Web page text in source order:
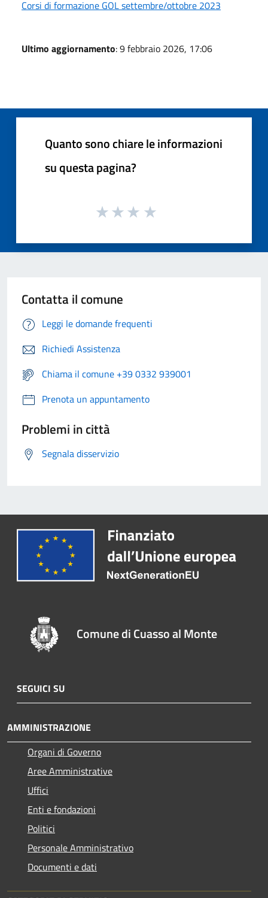
Corsi di formazione GOL settembre/ottobre 2023
Ultimo aggiornamento: 9 febbraio 2026, 17:06
Quanto sono chiare le informazioni
su questa pagina?
Contatta il comune
Leggi le domande frequenti
Richiedi Assistenza
Chiama il comune +39 0332 939001
Prenota un appuntamento
Problemi in città
Segnala disservizio
Comune di Cuasso al Monte
SEGUICI SU
AMMINISTRAZIONE
Organi di Governo
Aree Amministrative
Uffici
Enti e fondazioni
Politici
Personale Amministrativo
Documenti e dati